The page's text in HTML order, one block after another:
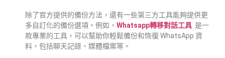
除了官方提供的備份方法，還有一些第三方工具能夠提供更
多自訂化的備份選項。例如， Whatsapp轉移對話工具 是一
款專業的工具，可以幫助你輕鬆備份和恢復 WhatsApp 資
料，包括聊天記錄、媒體檔案等。